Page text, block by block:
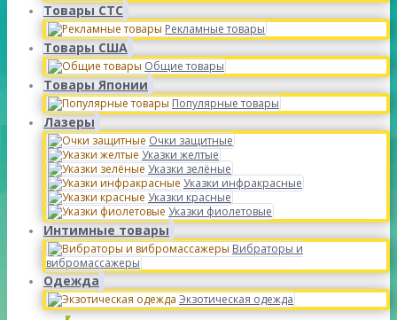
Товары СТС
Рекламные товары
Товары США
Общие товары
Товары Японии
Популярные товары
Лазеры
Очки защитные
Указки желтые
Указки зелёные
Указки инфракрасные
Указки красные
Указки фиолетовые
Интимные товары
Вибраторы и
вибромассажеры
Одежда
Экзотическая одежда